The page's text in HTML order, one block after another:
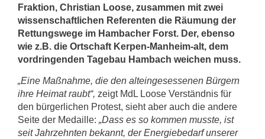
Fraktion, Christian Loose, zusammen mit zwei
wissenschaftlichen Referenten die Räumung der
Rettungswege im Hambacher Forst. Der, ebenso
wie z.B. die Ortschaft Kerpen-Manheim-alt, dem
vordringenden Tagebau Hambach weichen muss.
„Eine Maßnahme, die den alteingesessenen Bürgern
ihre Heimat raubt“, zeigt MdL Loose Verständnis für
den bürgerlichen Protest, sieht aber auch die andere
Seite der Medaille: „Dass es so kommen musste, ist
seit Jahrzehnten bekannt, der Energiebedarf unserer